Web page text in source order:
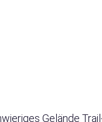
Gelände